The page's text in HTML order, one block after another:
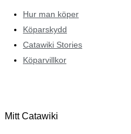
Hur man köper
Köparskydd
Catawiki Stories
Köparvillkor
Mitt Catawiki